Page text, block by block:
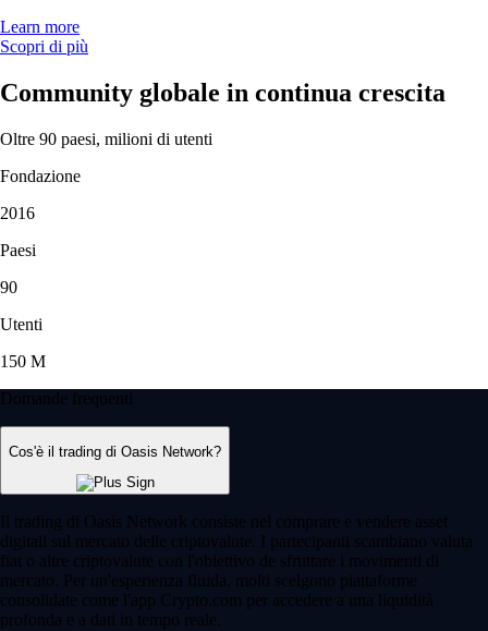
Learn more
Scopri di più
Community globale in continua crescita
Oltre 90 paesi, milioni di utenti
Fondazione
2016
Paesi
90
Utenti
150 M
Domande frequenti
Cos'è il trading di Oasis Network?
Il trading di Oasis Network consiste nel comprare e vendere asset
digitali sul mercato delle criptovalute. I partecipanti scambiano valuta
fiat o altre criptovalute con l'obiettivo de sfruttare i movimenti di
mercato. Per un'esperienza fluida, molti scelgono piattaforme
consolidate come l'app Crypto.com per accedere a una liquidità
profonda e a dati in tempo reale.